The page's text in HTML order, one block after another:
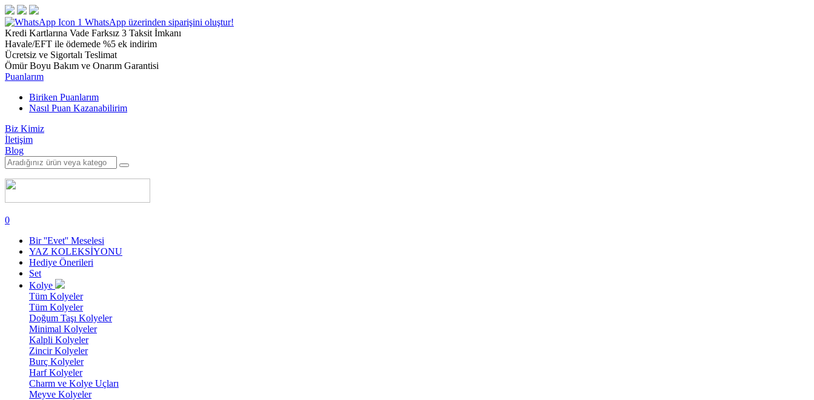
1 WhatsApp üzerinden siparişini oluştur!
Kredi Kartlarına Vade Farksız 3 Taksit İmkanı
Havale/EFT ile ödemede %5 ek indirim
Ücretsiz ve Sigortalı Teslimat
Ömür Boyu Bakım ve Onarım Garantisi
Puanlarım
Biriken Puanlarım
Nasıl Puan Kazanabilirim
Biz Kimiz
İletişim
Blog
0
Bir ''Evet'' Meselesi
YAZ KOLEKSİYONU
Hediye Önerileri
Set
Kolye
Tüm Kolyeler
Tüm Kolyeler
Doğum Taşı Kolyeler
Minimal Kolyeler
Kalpli Kolyeler
Zincir Kolyeler
Burç Kolyeler
Harf Kolyeler
Charm ve Kolye Uçları
Meyve Kolyeler